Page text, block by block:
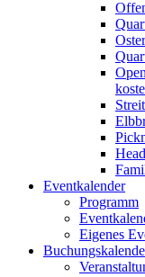
Eventkalender
Programm
Eigenes